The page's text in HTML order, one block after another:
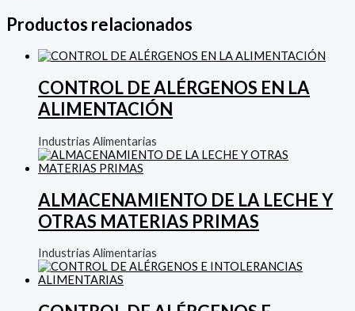
Productos relacionados
CONTROL DE ALÉRGENOS EN LA
ALIMENTACIÓN
Industrias Alimentarias
ALMACENAMIENTO DE LA LECHE Y
OTRAS MATERIAS PRIMAS
Industrias Alimentarias